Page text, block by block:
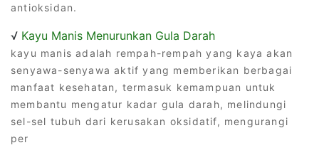
antioksidan.
√ Kayu Manis Menurunkan Gula Darah
kayu manis adalah rempah-rempah yang kaya akan
senyawa-senyawa aktif yang memberikan berbagai
manfaat kesehatan, termasuk kemampuan untuk
membantu mengatur kadar gula darah, melindungi
sel-sel tubuh dari kerusakan oksidatif, mengurangi
per